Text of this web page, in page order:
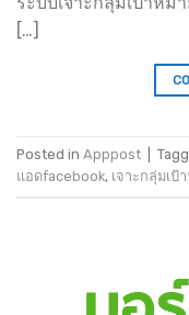
[…]
Posted in Apppost
แอดfacebook, เจาะกลุ่มเป้